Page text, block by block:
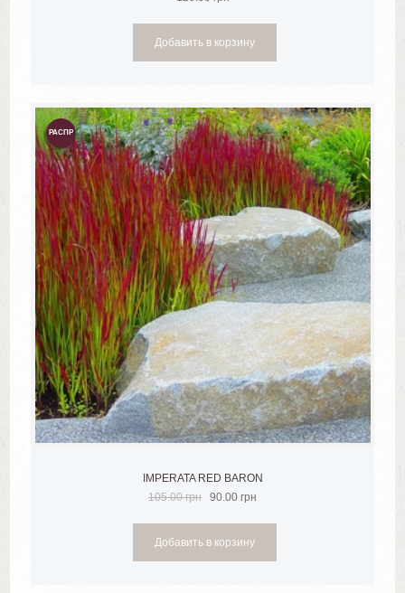
Добавить в корзину
РАСПР
ОДАЖ
А!
IMPERATA RED BARON
105.00грн 90.00 грн
Добавить в корзину